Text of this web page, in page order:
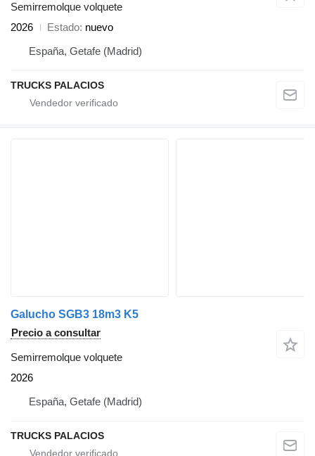
Semirremolque volquete
2026
Estado nuevo
España, Getafe (Madrid)
TRUCKS PALACIOS
Galucho SGB3 18m3 K5
Precio a consultar
Semirremolque volquete
2026
España, Getafe (Madrid)
TRUCKS PALACIOS